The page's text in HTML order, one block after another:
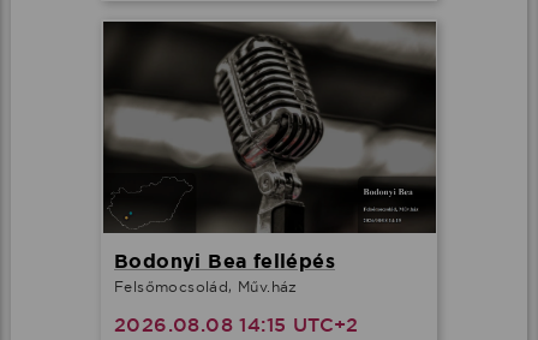
Bodonyi Bea fellépés
Felsőmocsolád, Műv.ház
2026.08.08 14:15 UTC+2